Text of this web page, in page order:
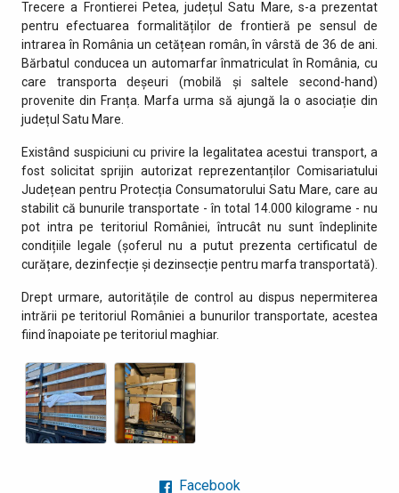
Trecere a Frontierei Petea, județul Satu Mare, s-a prezentat
pentru efectuarea formalităților de frontieră pe sensul de
intrarea în România un cetățean român, în vârstă de 36 de ani.
Bărbatul conducea un automarfar înmatriculat în România, cu
care transporta deșeuri (mobilă și saltele second-hand)
provenite din Franța. Marfa urma să ajungă la o asociație din
județul Satu Mare.
Existând suspiciuni cu privire la legalitatea acestui transport, a
fost solicitat sprijin autorizat reprezentanților Comisariatului
Județean pentru Protecția Consumatorului Satu Mare, care au
stabilit că bunurile transportate - în total 14.000 kilograme - nu
pot intra pe teritoriul României, întrucât nu sunt îndeplinite
condițiile legale (șoferul nu a putut prezenta certificatul de
curățare, dezinfecție și dezinsecție pentru marfa transportată).
Drept urmare, autoritățile de control au dispus nepermiterea
intrării pe teritoriul României a bunurilor transportate, acestea
fiind înapoiate pe teritoriul maghiar.
Facebook